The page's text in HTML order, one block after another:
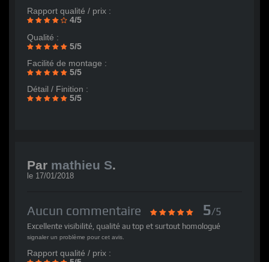
Rapport qualité / prix :
4/5
Qualité :
5/5
Facilité de montage :
5/5
Détail / Finition :
5/5
Par mathieu S.
le 17/01/2018
Aucun commentaire 5/5
Excellente visibilité, qualité au top et surtout homologué
signaler un problème pour cet avis.
Rapport qualité / prix :